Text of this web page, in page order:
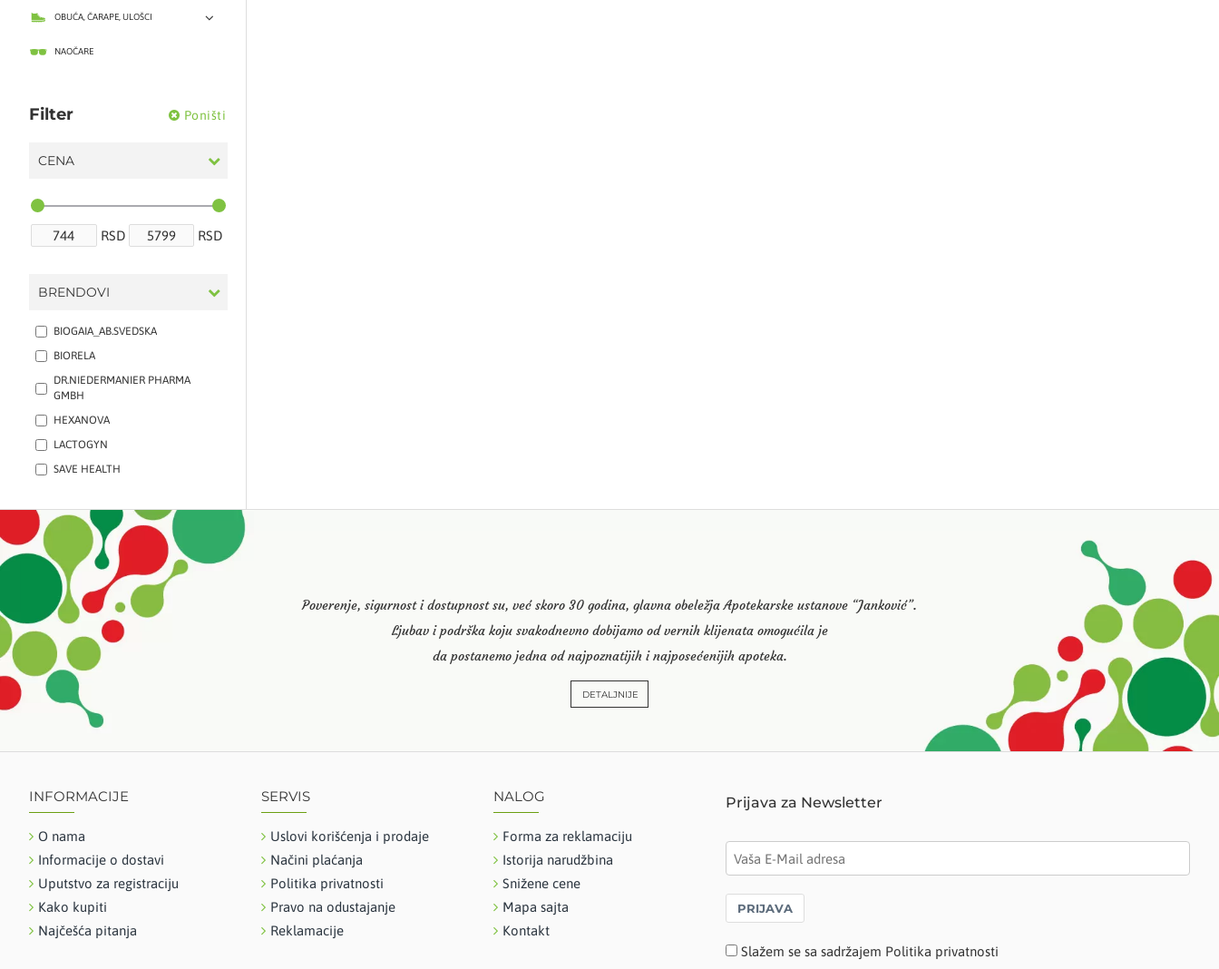
OBUĆA, ČARAPE, ULOŠCI
NAOČARE
Filter Poništi
CENA
RSD RSD
BRENDOVI
BIOGAIA_AB.SVEDSKA
BIORELA
DR.NIEDERMANIER PHARMA
GMBH
HEXANOVA
LACTOGYN
SAVE HEALTH
Poverenje, sigurnost i dostupnost su, već skoro 30 godina, glavna obeležja Apotekarske ustanove “Janković”.
Ljubav i podrška koju svakodnevno dobijamo od vernih klijenata omogućila je
da postanemo jedna od najpoznatijih i najposećenijih apoteka.
DETALJNIJE
INFORMACIJE
O nama
Informacije o dostavi
Uputstvo za registraciju
Kako kupiti
Najčešća pitanja
SERVIS
Uslovi korišćenja i prodaje
Načini plaćanja
Politika privatnosti
Pravo na odustajanje
Reklamacije
NALOG
Forma za reklamaciju
Istorija narudžbina
Snižene cene
Mapa sajta
Kontakt
Prijava za Newsletter
PRIJAVA
Slažem se sa sadržajem Politika privatnosti